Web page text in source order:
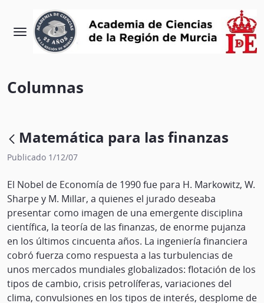
Columnas
Matemática para las finanzas
Publicado 1/12/07
El Nobel de Economía de 1990 fue para H. Markowitz, W.
Sharpe y M. Millar, a quienes el jurado deseaba
presentar como imagen de una emergente disciplina
científica, la teoría de las finanzas, de enorme pujanza
en los últimos cincuenta años. La ingeniería financiera
cobró fuerza como respuesta a las turbulencias de
unos mercados mundiales globalizados: flotación de los
tipos de cambio, crisis petrolíferas, variaciones del
clima, convulsiones en los tipos de interés, desplome de